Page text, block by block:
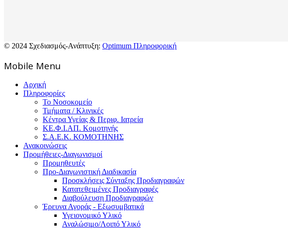
© 2024 Σχεδιασμός-Ανάπτυξη: Optimum Πληροφορική
Mοbile Menu
Αρχική
Πληροφορίες
Το Νοσοκομείο
Τμήματα / Κλινικές
Κέντρα Υγείας & Περιφ. Ιατρεία
ΚΕ.Φ.Ι.ΑΠ. Κομοτηνής
Σ.Α.Ε.Κ. ΚΟΜΟΤΗΝΗΣ
Ανακοινώσεις
Προμήθειες-Διαγωνισμοί
Προμηθευτές
Προ-Διαγωνιστική Διαδικασία
Προσκλήσεις Σύνταξης Προδιαγραφών
Κατατεθειμένες Προδιαγραφές
Διαβούλευση Προδιαγραφών
Έρευνα Αγοράς - Εξωσυμβατικά
Υγειονομικό Υλικό
Αναλώσιμο/Λοιπό Υλικό